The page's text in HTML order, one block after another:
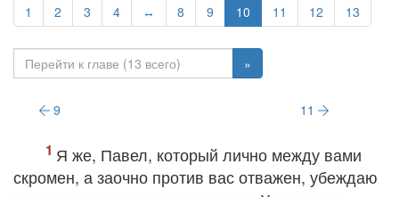
1 2 3 4 ↔ 8 9 10 11 12 13
»
9 11
Я же, Павел, который лично между вами
скромен, а заочно против вас отважен, убеждаю